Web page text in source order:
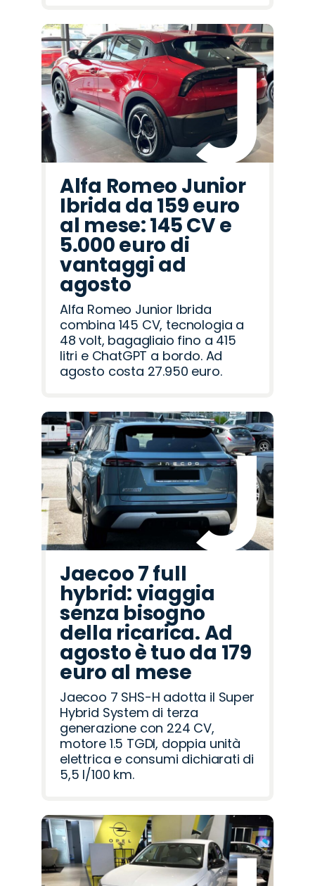
Alfa Romeo Junior
Ibrida da 159 euro
al mese: 145 CV e
5.000 euro di
vantaggi ad
agosto
Alfa Romeo Junior Ibrida
combina 145 CV, tecnologia a
48 volt, bagagliaio fino a 415
litri e ChatGPT a bordo. Ad
agosto costa 27.950 euro.
Jaecoo 7 full
hybrid: viaggia
senza bisogno
della ricarica. Ad
agosto è tuo da 179
euro al mese
Jaecoo 7 SHS-H adotta il Super
Hybrid System di terza
generazione con 224 CV,
motore 1.5 TGDI, doppia unità
elettrica e consumi dichiarati di
5,5 l/100 km.